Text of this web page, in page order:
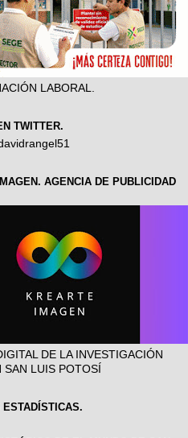
LABORAL.
TWITTER.
AGENCIA DE PUBLICIDAD
DE LA INVESTIGACIÓN
SAN LUIS POTOSÍ
ESTADÍSTICAS.